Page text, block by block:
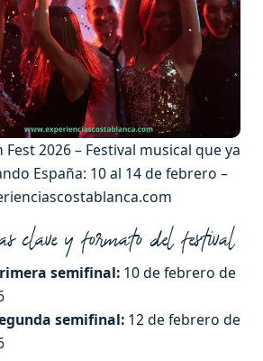
2026 – Festival musical que ya
España: 10 al 14 de febrero –
clave y formato del festival
semifinal: 10 de febrero de
semifinal: 12 de febrero de